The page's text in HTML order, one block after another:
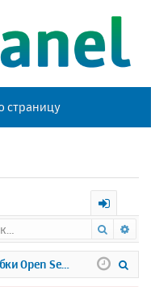
страницу
х
о
д
Поиск